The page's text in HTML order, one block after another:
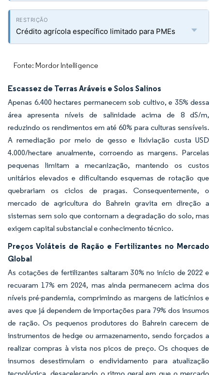
Crédito agrícola específico limitado para PMEs
Fonte: Mordor Intelligence
Escassez de Terras Aráveis e Solos Salinos
Apenas 6.400 hectares permanecem sob cultivo, e 35% dessa
área apresenta níveis de salinidade acima de 8 dS/m,
reduzindo os rendimentos em até 60% para culturas sensíveis.
A remediação por meio de gesso e lixiviação custa USD
4.000/hectare anualmente, corroendo as margens. Parcelas
pequenas limitam a mecanização, mantendo os custos
unitários elevados e dificultando esquemas de rotação que
quebrariam os ciclos de pragas. Consequentemente, o
mercado de agricultura do Bahrein gravita em direção a
sistemas sem solo que contornam a degradação do solo, mas
exigem capital substancial e conhecimento técnico.
Preços Voláteis de Ração e Fertilizantes no Mercado
Global
As cotações de fertilizantes saltaram 30% no início de 2022 e
recuaram 17% em 2024, mas ainda permanecem acima dos
níveis pré-pandemia, comprimindo as margens de laticínios e
aves que já dependem de importações para 79% dos insumos
de ração. Os pequenos produtores do Bahrein carecem de
instrumentos de hedge ou armazenamento, sendo forçados a
realizar compras à vista nos picos de preço. Os choques de
insumos desestimulam o endividamento para atualização